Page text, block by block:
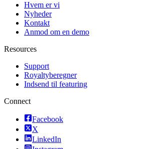
Hvem er vi
Nyheder
Kontakt
Anmod om en demo
Resources
Support
Royaltyberegner
Indsend til featuring
Connect
Facebook
X
LinkedIn